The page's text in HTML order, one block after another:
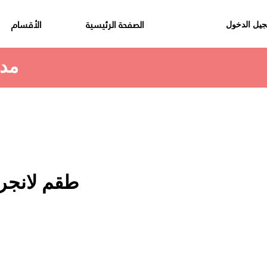
الصفحة الرئيسية الأقسام الدخول
طقم